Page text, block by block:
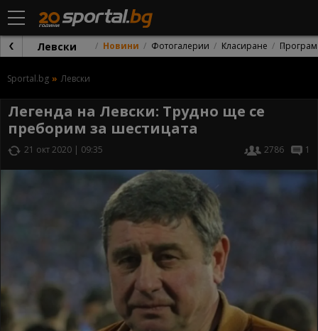
Левски Новини Фотогалерии Класиране
Sportal.bg Левски
Легенда на Левски: Трудно ще се
преборим за шестицата
21 окт 2020 | 09:35 2786 1